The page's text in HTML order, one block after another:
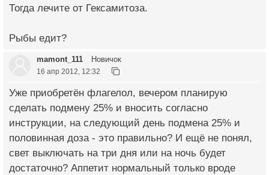
Тогда лечите от Гексамитоза.
Рыбы едит?
mamont_111 Новичок
16 апр 2012, 12:32
Уже приобретён флагелол, вечером планирую
сделать подмену 25% и вносить согласно
инструкции, на следующий день подмена 25% и
половинная доза - это правильно? И ещё не понял,
свет выключать на три дня или на ночь будет
достаточно? Аппетит нормальный только вроде